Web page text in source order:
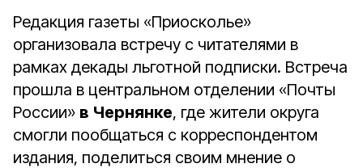
Редакция газеты «Приосколье»
организовала встречу с читателями в
рамках декады льготной подписки. Встреча
прошла в центральном отделении «Почты
России» в Чернянке, где жители округа
смогли пообщаться с корреспондентом
издания, поделиться своим мнение о